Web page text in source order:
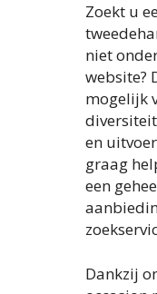
Zoekt u
niet
website?
mogelijk
en
graag
een
Dankzij